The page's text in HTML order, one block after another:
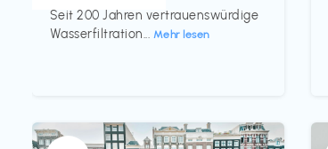
Seit 200 Jahren vertrauenswürdige
Wasserfiltration... Mehr lesen